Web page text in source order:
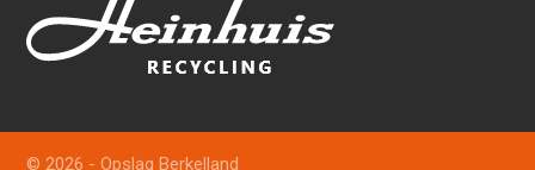
© 2026 - Opslag Berkelland